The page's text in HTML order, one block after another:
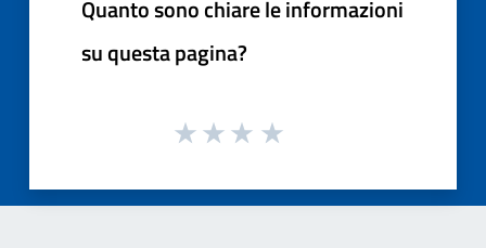
Quanto sono chiare le informazioni
su questa pagina?